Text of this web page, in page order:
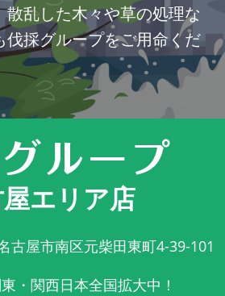
乱した木々や草の処理な
伐採グループをご用命くだ
エリア店
古屋市南区元柴田東町4-39-101
・関西日本全国拡大中！